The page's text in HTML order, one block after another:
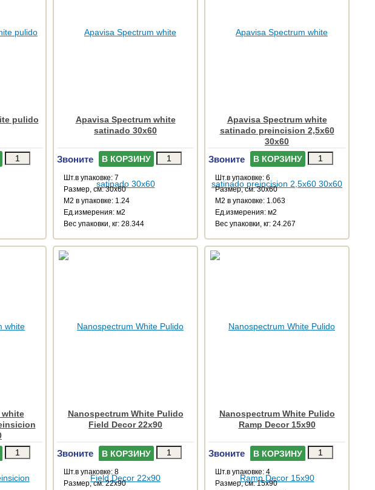
pulido
Apavisa Spectrum white
satinado 30x60
Звоните В КОРЗИНУ
Шт.в упаковке: 7
Размер, см: 30x60
М2 в упаковке: 1.24
Ед.измерения: м2
Веc упаковки, кг: 28.344
Apavisa Spectrum white
satinado preincision 2,5x60
30x60
Звоните В КОРЗИНУ
Шт.в упаковке: 6
Размер, см: 30x60
М2 в упаковке: 1.063
Ед.измерения: м2
Веc упаковки, кг: 24.267
white
Nanospectrum White Pulido
Field Decor 22x90
Звоните В КОРЗИНУ
Шт.в упаковке: 8
Размер, см: 22x90
Nanospectrum White Pulido
Ramp Decor 15x90
Звоните В КОРЗИНУ
Шт.в упаковке: 4
Размер, см: 15x90